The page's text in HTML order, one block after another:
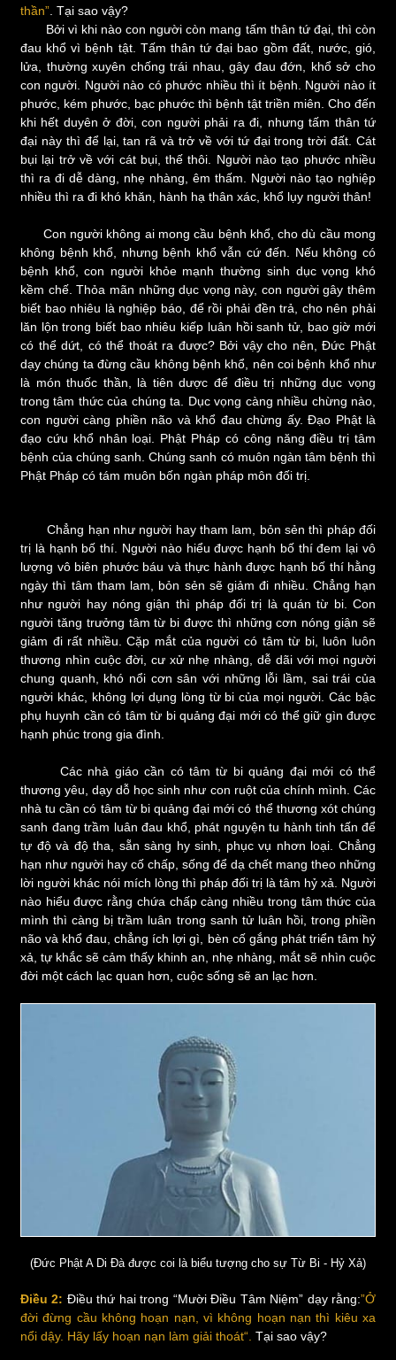
thần” . Tại sao vậy?
Bởi vì khi nào con người còn mang tấm thân tứ đại, thì còn
đau khổ vì bệnh tật. Tấm thân tứ đại bao gồm đất, nước, gió,
lửa, thường xuyên chống trái nhau, gây đau đớn, khổ sở cho
con người. Người nào có phước nhiều thì ít bệnh. Người nào ít
phước, kém phước, bạc phước thì bệnh tật triền miên. Cho đến
khi hết duyên ở đời, con người phải ra đi, nhưng tấm thân tứ
đại này thì để lại, tan rã và trở về với tứ đại trong trời đất. Cát
bụi lại trở về với cát bụi, thế thôi. Người nào tạo phước nhiều
thì ra đi dễ dàng, nhẹ nhàng, êm thấm. Người nào tạo nghiệp
nhiều thì ra đi khó khăn, hành hạ thân xác, khổ lụy người thân!
Con người không ai mong cầu bệnh khổ, cho dù cầu mong
không bệnh khổ, nhưng bệnh khổ vẫn cứ đến. Nếu không có
bệnh khổ, con người khỏe mạnh thường sinh dục vọng khó
kềm chế. Thỏa mãn những dục vọng này, con người gây thêm
biết bao nhiêu là nghiệp báo, để rồi phải đền trả, cho nên phải
lăn lộn trong biết bao nhiêu kiếp luân hồi sanh tử, bao giờ mới
có thể dứt, có thể thoát ra được? Bởi vậy cho nên, Đức Phật
dạy chúng ta đừng cầu không bệnh khổ, nên coi bệnh khổ như
là món thuốc thần, là tiên dược để điều trị những dục vọng
trong tâm thức của chúng ta. Dục vọng càng nhiều chừng nào,
con người càng phiền não và khổ đau chừng ấy. Đạo Phật là
đạo cứu khổ nhân loại. Phật Pháp có công năng điều trị tâm
bệnh của chúng sanh. Chúng sanh có muôn ngàn tâm bệnh thì
Phật Pháp có tám muôn bốn ngàn pháp môn đối trị.
Chẳng hạn như người hay tham lam, bỏn sẻn thì pháp đối
trị là hạnh bố thí. Người nào hiểu được hạnh bố thí đem lại vô
lượng vô biên phước báu và thực hành được hạnh bố thí hằng
ngày thì tâm tham lam, bỏn sẻn sẽ giảm đi nhiều. Chẳng hạn
như người hay nóng giận thì pháp đối trị là quán từ bi. Con
người tăng trưởng tâm từ bi được thì những cơn nóng giận sẽ
giảm đi rất nhiều. Cặp mắt của người có tâm từ bi, luôn luôn
thương nhìn cuộc đời, cư xử nhẹ nhàng, dễ dãi với mọi người
chung quanh, khó nổi cơn sân với những lỗi lầm, sai trái của
người khác, không lợi dụng lòng từ bi của mọi người. Các bậc
phụ huynh cần có tâm từ bi quảng đại mới có thểgiữ gìn được
hạnh phúc trong gia đình.
Các nhà giáo cần có tâm từ bi quảng đại mới có thể
thương yêu, dạy dỗ học sinh như con ruột của chính mình. Các
nhà tu cần có tâm từ bi quảng đại mới có thể thương xót chúng
sanh đang trầm luân đau khổ, phát nguyện tu hành tinh tấn để
tự độ và độ tha, sẵn sàng hy sinh, phục vụ nhơn loại. Chẳng
hạn như người hay cố chấp, sống để dạ chết mang theo những
lời người khác nói mích lòng thì pháp đối trị là tâm hỷ xả. Người
nào hiểu được rằng chứa chấp càng nhiều trong tâm thức của
mình thì càng bị trầm luân trong sanh tử luân hồi, trong phiền
não và khổ đau, chẳng ích lợi gì, bèn cố gắng phát triển tâm hỷ
xả, tự khắc sẽ cảm thấy khinh an, nhẹ nhàng, mắt sẽ nhìn cuộc
đời một cách lạc quan hơn, cuộc sống sẽ an lạc hơn.
(Đức Phật A Di Đà được coi là biểu tượng cho sự Từ Bi - Hỷ Xả)
Điều 2: Điều thứ hai trong “Mười Điều Tâm Niệm” dạy rằng:”Ở
đời đừng cầu không hoạn nạn, vì không hoạn nạn thì kiêu xa
nổi dậy. Hãy lấy hoạn nạn làm giải thoát“. Tại sao vậy?